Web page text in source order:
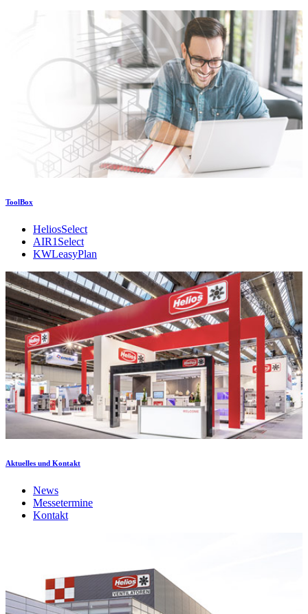
ToolBox
HeliosSelect
AIR1Select
KWLeasyPlan
Aktuelles und Kontakt
News
Messetermine
Kontakt